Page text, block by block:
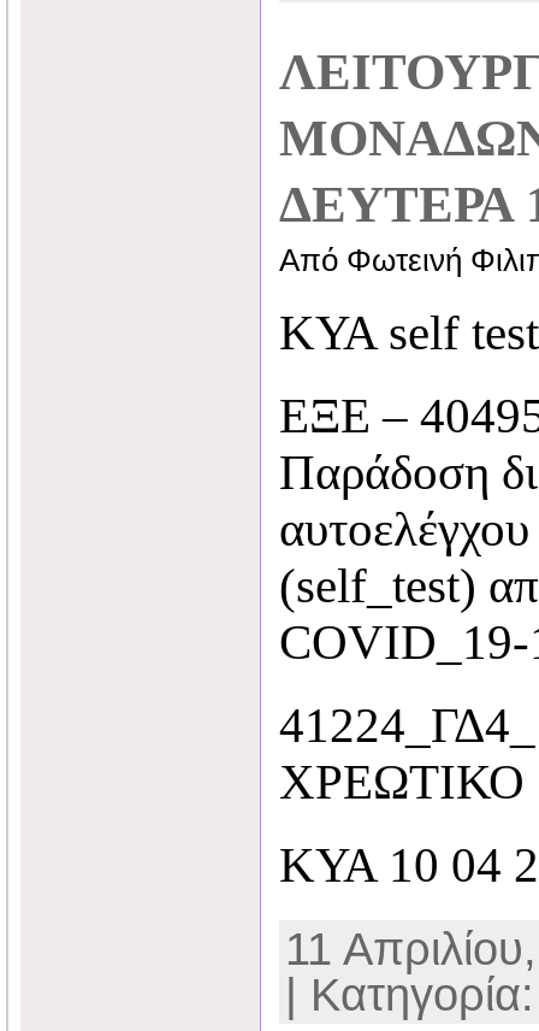
ΔΕΥΤΕΡΑ
Από Φωτεινή
ΚΥΑ self
ΕΞΕ –
Παράδοση
(self_test)
COVID_19-
ΧΡΕΩΤΙΚΟ
ΚΥΑ 10 04
11
|